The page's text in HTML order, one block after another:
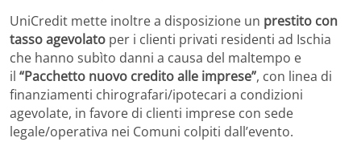
UniCredit mette inoltre a disposizione un prestito con
tasso agevolato per i clienti privati residenti ad Ischia
che hanno subìto danni a causa del maltempo e
il “Pacchetto nuovo credito alle imprese”, con linea di
finanziamenti chirografari/ipotecari a condizioni
agevolate, in favore di clienti imprese con sede
legale/operativa nei Comuni colpiti dall’evento.